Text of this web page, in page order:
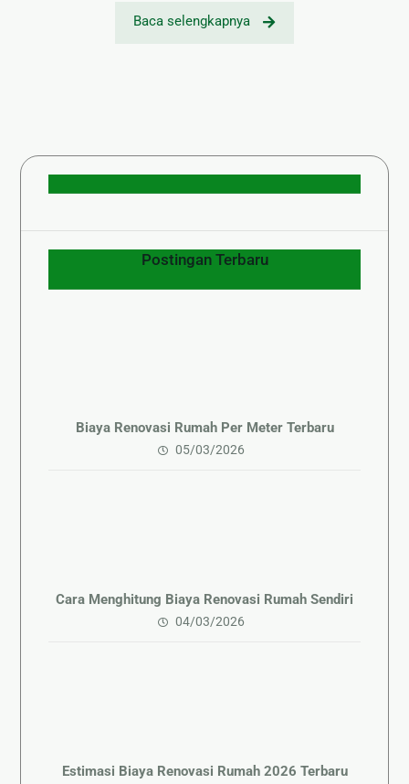
Baca selengkapnya
Postingan Terbaru
Biaya Renovasi Rumah Per Meter Terbaru
05/03/2026
Cara Menghitung Biaya Renovasi Rumah Sendiri
04/03/2026
Estimasi Biaya Renovasi Rumah 2026 Terbaru